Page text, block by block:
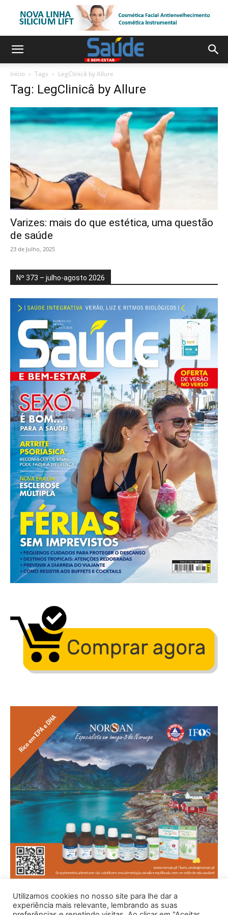
Início Tags LegClinicâ by Allure
Tag: LegClinicâ by Allure
Varizes: mais do que estética, uma questão
de saúde
23 de Julho, 2025
Nº 373 – julho-agosto 2026
Utilizamos cookies no nosso site para lhe dar a
experiência mais relevante, lembrando as suas